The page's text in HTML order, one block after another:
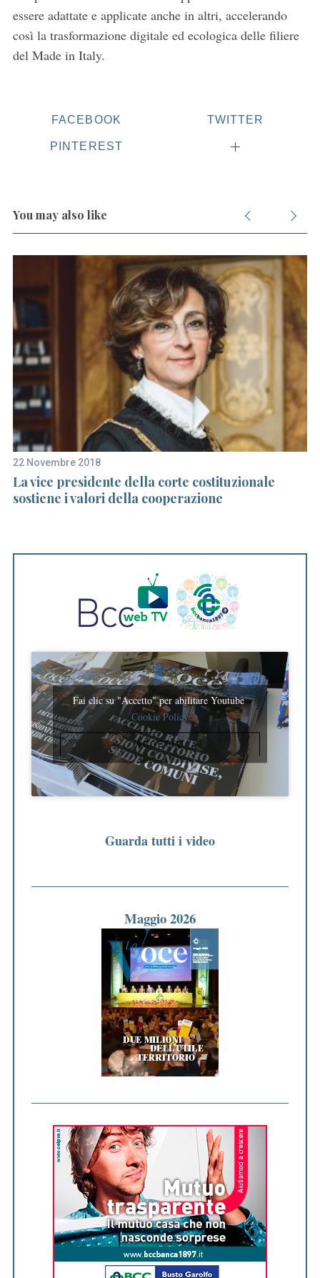
essere adattate e applicate anche in altri, accelerando
così la trasformazione digitale ed ecologica delle filiere
del Made in Italy.
FACEBOOK TWITTER
PINTEREST
You may also like
22 Novembre 2018
La vice presidente della corte costituzionale
sostiene i valori della cooperazione
Fai clic su "Accetto" per abilitare Youtube
Cookie Policy
ACCETTO
Guarda tutti i video
Maggio 2026